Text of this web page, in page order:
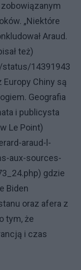
„Niektóre
Araud.
też)
14391943
Europy Chiny są
Geografia
i publicysta
Le Point)
araud-l-
aux-sources-
gdzie
Biden
oraz afera z
tym, że
i czas